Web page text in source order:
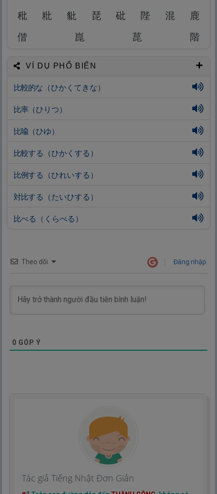
Nghĩa: Che chở.
Nghĩa: Bình luận, phê phán, phê
秕
粃 豼 琵 砒 陛 混
鹿
偕
崑 菎 階
VÍ DỤ PHỔ BIẾN
比較的な（ひかくてきな）
比率（ひりつ）
比喩（ひゆ）
比較する（ひかくする）
比例する（ひれいする）
対比する（たいひする）
比べる（くらべる）
Theo dõi Đăng nhập
0 GÓP Ý
Tác giả Tiếng Nhật Đơn Giản